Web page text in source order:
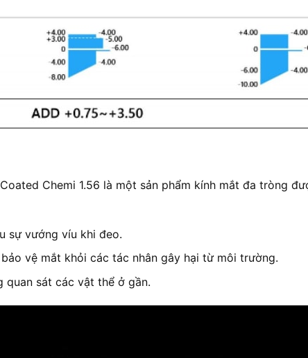
Chemi 1.56 là một sản phẩm kính mắt đa tròng
sự vướng víu khi đeo.
vệ mắt khỏi các tác nhân gây hại từ môi trường.
quan sát các vật thể ở gần.